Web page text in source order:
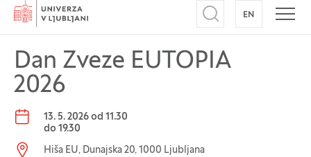
Domov
Odpri iskalnik
EN NA
Dan Zveze EUTOPIA
2026
Datum dogodka:
13. 5. 2026 od 11.30
do 19.30
Lokacija dogodka:
Hiša EU, Dunajska 20, 1000 Ljubljana